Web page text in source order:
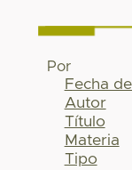
Por
Fecha
Autor
Título
Materia
Tipo